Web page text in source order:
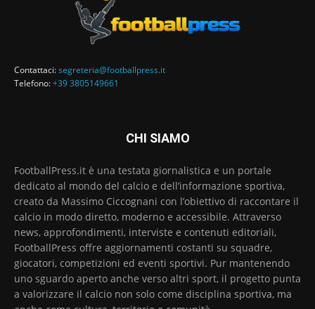
Contattaci:segreteria@footballpress.it
Telefono:+39 3805149661
CHI SIAMO
FootballPress.it è una testata giornalistica e un portale
dedicato al mondo del calcio e dell’informazione sportiva,
creato da Massimo Ciccognani con l’obiettivo di raccontare il
calcio in modo diretto, moderno e accessibile. Attraverso
news, approfondimenti, interviste e contenuti editoriali,
FootballPress offre aggiornamenti costanti su squadre,
giocatori, competizioni ed eventi sportivi. Pur mantenendo
uno sguardo aperto anche verso altri sport, il progetto punta
a valorizzare il calcio non solo come disciplina sportiva, ma